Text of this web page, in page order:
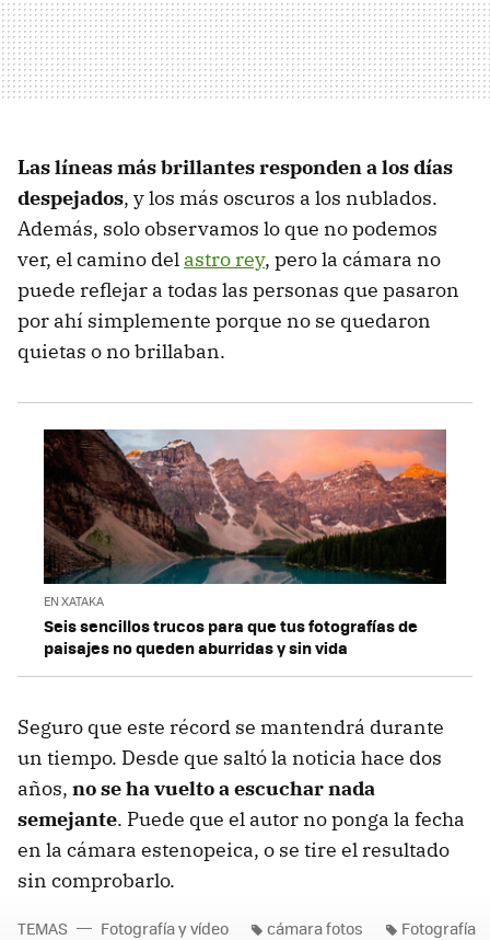
Las líneas más brillantes responden a los días
despejados, y los más oscuros a los nublados.
Además, solo observamos lo que no podemos
ver, el camino del astro rey, pero la cámara no
puede reflejar a todas las personas que pasaron
por ahí simplemente porque no se quedaron
quietas o no brillaban.
EN XATAKA
Seis sencillos trucos para que tus fotografías de
paisajes no queden aburridas y sin vida
Seguro que este récord se mantendrá durante
un tiempo. Desde que saltó la noticia hace dos
años, no se ha vuelto a escuchar nada
semejante. Puede que el autor no ponga la fecha
en la cámara estenopeica, o se tire el resultado
sin comprobarlo.
TEMAS Fotografía y vídeo cámara fotos Fotografía